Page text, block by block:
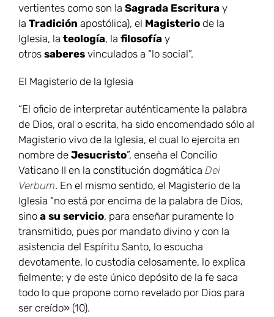
vertientes como son la Sagrada Escritura y
la Tradición apostólica), el Magisterio de la
Iglesia, la teología, la filosofía y
otros saberes vinculados a “lo social”.
El Magisterio de la Iglesia
“El oficio de interpretar auténticamente la palabra
de Dios, oral o escrita, ha sido encomendado sólo al
Magisterio vivo de la Iglesia, el cual lo ejercita en
nombre de Jesucristo”, enseña el Concilio
Vaticano II en la constitución dogmática Dei
Verbum. En el mismo sentido, el Magisterio de la
Iglesia “no está por encima de la palabra de Dios,
sino a su servicio, para enseñar puramente lo
transmitido, pues por mandato divino y con la
asistencia del Espíritu Santo, lo escucha
devotamente, lo custodia celosamente, lo explica
fielmente; y de este único depósito de la fe saca
todo lo que propone como revelado por Dios para
ser creído» (10).